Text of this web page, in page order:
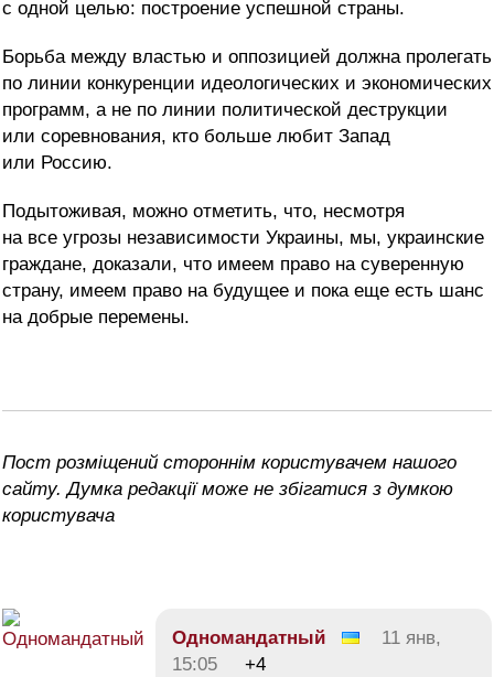
с одной целью: построение успешной страны.
Борьба между властью и оппозицией должна пролегать
по линии конкуренции идеологических и экономических
программ, а не по линии политической деструкции
или соревнования, кто больше любит Запад
или Россию.
Подытоживая, можно отметить, что, несмотря
на все угрозы независимости Украины, мы, украинские
граждане, доказали, что имеем право на суверенную
страну, имеем право на будущее и пока еще есть шанс
на добрые перемены.
Пост розміщений стороннім користувачем нашого
сайту. Думка редакції може не збігатися з думкою
користувача
Одномандатный
11 янв,
15:05
+4